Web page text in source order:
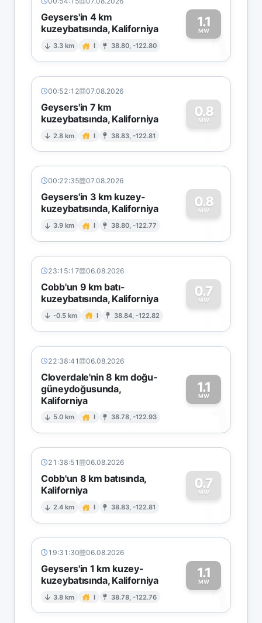
Geysers'in 4 km
kuzeybatısında, Kaliforniya
3.3 km I 38.80, -122.80
1.1
MW1
00:52:12 07.08.2026
Geysers'in 7 km
kuzeybatısında, Kaliforniya
2.8 km I 38.83, -122.81
0.8
MW
0
00:22:35 07.08.2026
Geysers'in 3 km kuzey-
kuzeybatısında, Kaliforniya
3.9 km I 38.80, -122.77
0.8
MW
0
23:15:17 06.08.2026
Cobb'un 9 km batı-
kuzeybatısında, Kaliforniya
-0.5 km I 38.84, -122.82
0.7
MW
0
22:38:41 06.08.2026
Cloverdale'nin 8 km doğu-
güneydoğusunda,
Kaliforniya
5.0 km I 38.78, -122.93
1.1
MW
1
21:38:51 06.08.2026
Cobb'un 8 km batısında,
Kaliforniya
2.4 km I 38.83, -122.81
0.7
MW
0
19:31:30 06.08.2026
Geysers'in 1 km kuzey-
kuzeybatısında, Kaliforniya
3.8 km I 38.78, -122.76
1.1
MW1